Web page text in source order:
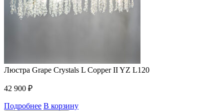
Люстра Grape Crystals L Copper II YZ L120
42 900 ₽
Подробнее В корзину